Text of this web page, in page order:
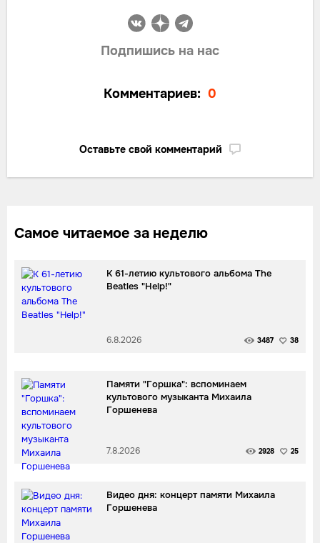
Подпишись на нас
Комментариев: 0
Оставьте свой комментарий
Самое читаемое за неделю
К 61-летию культового альбома The
Beatles "Help!"
6.8.2026 3487 38
Памяти "Горшка": вспоминаем
культового музыканта Михаила
Горшенева
7.8.2026 2928 25
Видео дня: концерт памяти Михаила
Горшенева